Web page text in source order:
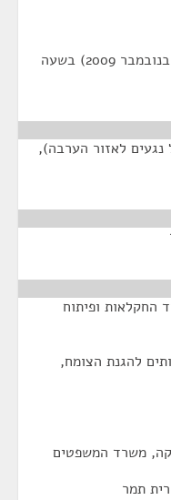
שהתקיימה ביום שלישי ז' בכסלו (24 בנובמבר 2009) בשעה
לאזור הערבה),
ופיתוח
הצומח,
משרד המשפטים